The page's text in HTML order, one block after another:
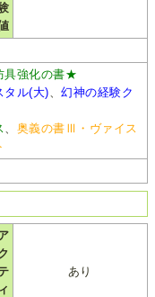
具強化の書★
タル(大)、幻神の経験ク
、 奥義の書Ⅲ・ヴァイス
ィ
あり